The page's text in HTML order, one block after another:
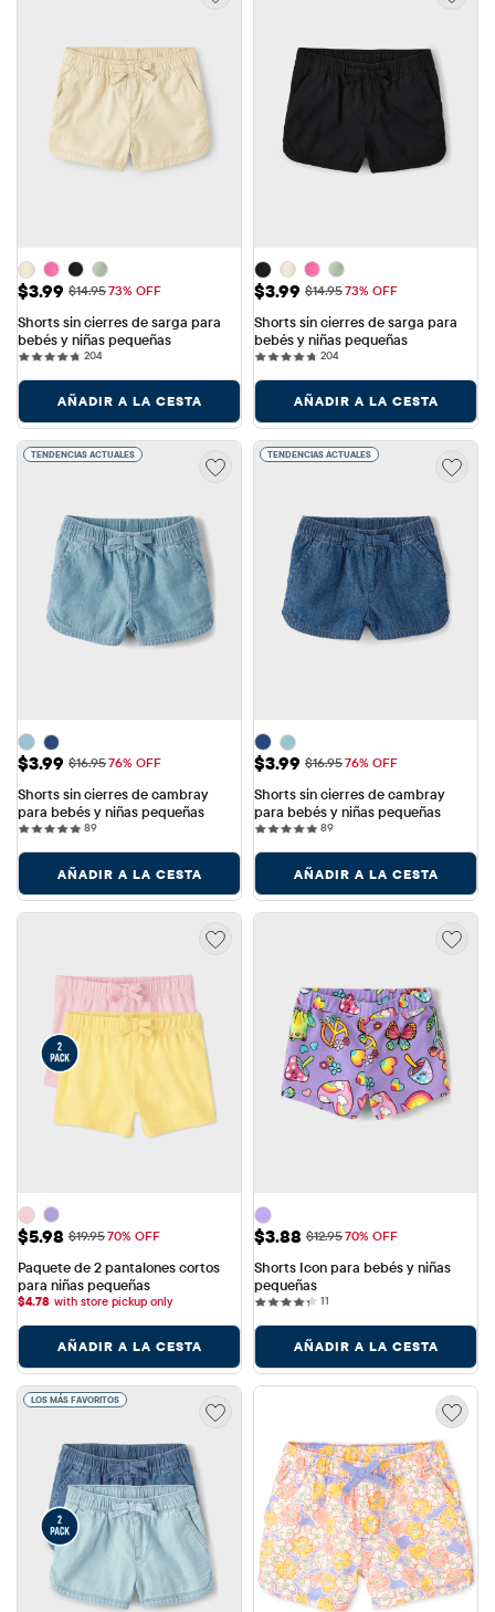
Precio de venta: $3.99
$3.99 Precio original: $14.95
$14.9573% OFF
Shorts sin cierres de sarga para
bebés y niñas pequeñas
204
AÑADIR A LA CESTA
Precio de venta: $3.99
$3.99 Precio original: $14.95
$14.9573% OFF
Shorts sin cierres de sarga para
bebés y niñas pequeñas
204
AÑADIR A LA CESTA
TENDENCIAS ACTUALES
Precio de venta: $3.99
$3.99 Precio original: $16.95
$16.9576% OFF
Shorts sin cierres de cambray
para bebés y niñas pequeñas
8989 reviews
AÑADIR A LA CESTA
TENDENCIAS ACTUALES
Precio de venta: $3.99
$3.99 Precio original: $16.95
$16.9576% OFF
Shorts sin cierres de cambray
para bebés y niñas pequeñas
8989 reviews
AÑADIR A LA CESTA
Precio de venta: $5.98
$5.98 Precio original: $19.95
$19.9570% OFF
Paquete de 2 pantalones cortos
para niñas pequeñas
$4.78 with store pickup only
AÑADIR A LA CESTA
Precio de venta: $3.88
$3.88 Precio original: $12.95
$12.9570% OFF
Shorts Icon para bebés y niñas
pequeñas
11
AÑADIR A LA CESTA
LOS MÁS FAVORITOS